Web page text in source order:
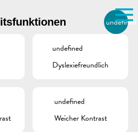
Utilisez la recherche pour
Comme par exemple des contacts, des
undefined
undefined
Dyslexiefreundlich
undefined
Weicher Kontrast